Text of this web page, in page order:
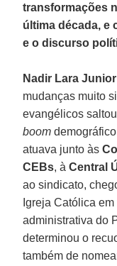
transformações
última década, e
e o discurso
Nadir Lara
mudanças muito
evangélicos
boom
atuava junto às
CEBs, àCentral
ao sindicato,
Igreja Católica
administrativa do
determinou o
também de